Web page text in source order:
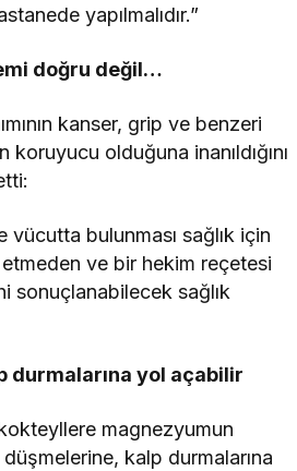
yapılmalıdır.”
doğru değil…
kanser, grip ve benzeri
olduğuna inanıldığını
bulunması sağlık için
ve bir hekim reçetesi
sonuçlanabilecek sağlık
durmalarına yol açabilir
magnezyumun
kalp durmalarına